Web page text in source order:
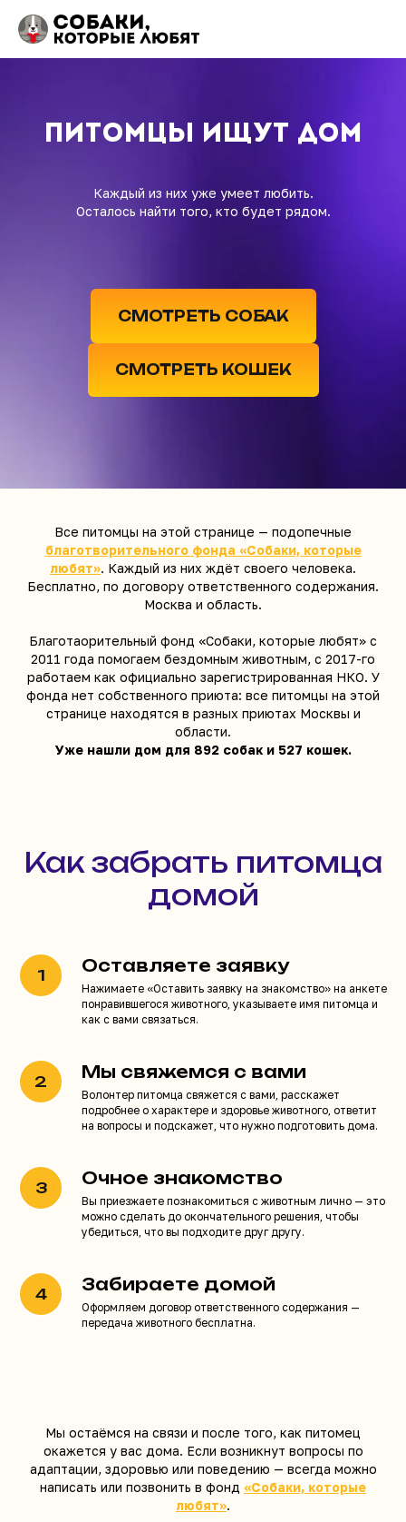
ПИТОМЦЫ ИЩУТ ДОМ
Каждый из них уже умеет любить.
Осталось найти того, кто будет рядом.
СМОТРЕТЬ СОБАК
СМОТРЕТЬ КОШЕК
Все питомцы на этой странице — подопечные
благотворительного фонда «Собаки, которые
любят». Каждый из них ждёт своего человека.
Бесплатно, по договору ответственного содержания.
Москва и область.
Благотаорительный фонд «Собаки, которые любят» с
2011 года помогаем бездомным животным, с 2017-го
работаем как официально зарегистрированная НКО. У
фонда нет собственного приюта: все питомцы на этой
странице находятся в разных приютах Москвы и
области.
Уже нашли дом для 892 собак и 527 кошек.
Как забрать питомца
домой
Оставляете заявку
Нажимаете «Оставить заявку на знакомство» на анкете
понравившегося животного, указываете имя питомца и
как с вами связаться.
Мы свяжемся с вами
Волонтер питомца свяжется с вами, расскажет
подробнее о характере и здоровье животного, ответит
на вопросы и подскажет, что нужно подготовить дома.
Очное знакомство
Вы приезжаете познакомиться с животным лично — это
можно сделать до окончательного решения, чтобы
убедиться, что вы подходите друг другу.
Забираете домой
Оформляем договор ответственного содержания —
передача животного бесплатна.
Мы остаёмся на связи и после того, как питомец
окажется у вас дома. Если возникнут вопросы по
адаптации, здоровью или поведению — всегда можно
написать или позвонить в фонд «Собаки, которые
любят».